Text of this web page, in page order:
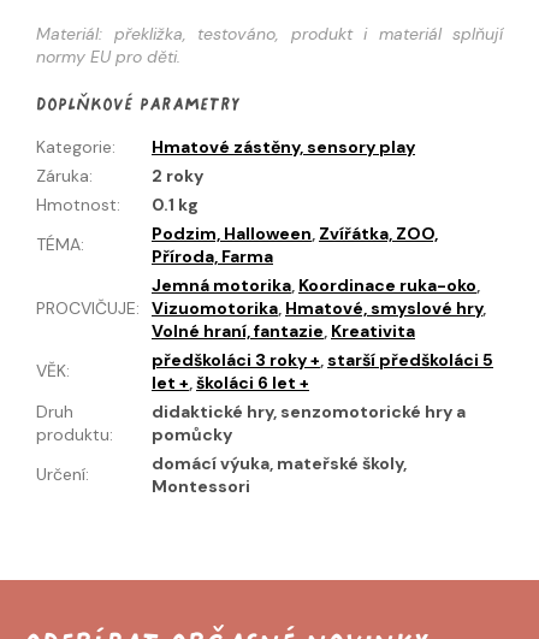
Materiál: překližka, testováno, produkt i materiál splňují
normy EU pro děti.
Doplňkové parametry
Kategorie:
Hmatové zástěny, sensory play
Záruka:
2 roky
Hmotnost:
0.1 kg
TÉMA: Podzim, Halloween, Zvířátka, ZOO,
Příroda, Farma
PROCVIČUJE:
Jemná motorika, Koordinace ruka-oko,
Vizuomotorika, Hmatové, smyslové hry,
Volné hraní, fantazie, Kreativita
VĚK: předškoláci 3 roky +, starší předškoláci 5
let +,školáci 6 let +
Druh
produktu:
didaktické hry, senzomotorické hry a
pomůcky
Určení:
domácí výuka, mateřské školy,
Montessori